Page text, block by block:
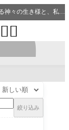
日本神話・日本の歴史、古事記・日本書紀・口伝で伝わる神々の生き様と、私たちの分野・生活、開運、神社との繋がり

絞り込み